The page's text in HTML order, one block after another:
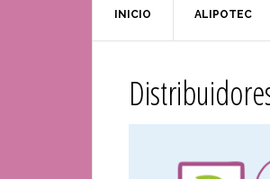
INICIO ALIPOTEC